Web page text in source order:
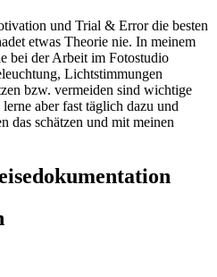
und Trial & Error die besten
etwas Theorie nie. In meinem
bei der Arbeit im Fotostudio
Lichtstimmungen
bzw. vermeiden sind wichtige
aber fast täglich dazu und
das schätzen und mit meinen